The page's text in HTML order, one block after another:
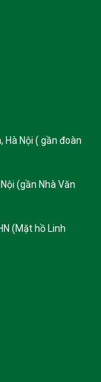
Hà Nội ( gần đoàn
(gần Nhà Văn
(Mặt hồ Linh